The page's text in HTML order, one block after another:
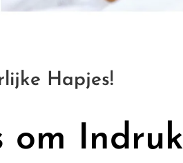
Hapjes!
om Indruk